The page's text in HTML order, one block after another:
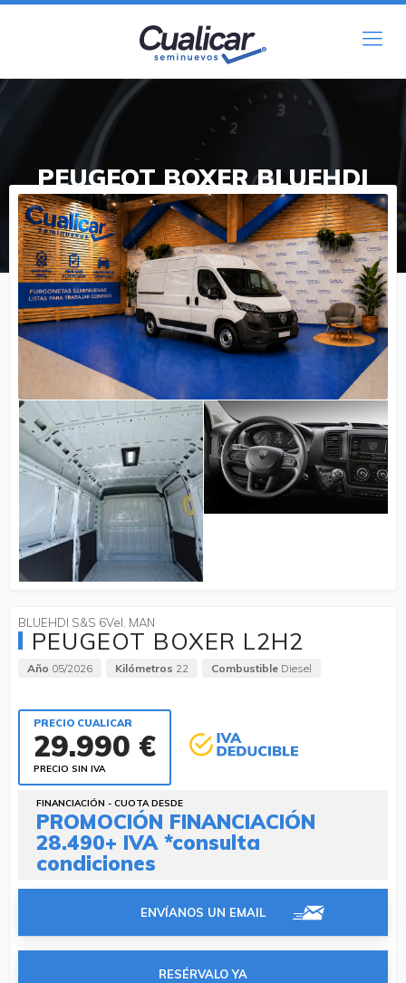
PEUGEOTBOXER BLUEHDI
L2H2
BLUEHDI S&S 6Vel. MAN
PEUGEOT BOXER L2H2
Año 05/2026 Kilómetros 22 Combustible Diesel
PRECIO CUALICAR
29.990 €
PRECIO SIN IVA
FINANCIACIÓN - CUOTA DESDE
PROMOCIÓN FINANCIACIÓN
28.490+ IVA *consulta
condiciones
ENVÍANOS UN EMAIL
RESÉRVALO YA